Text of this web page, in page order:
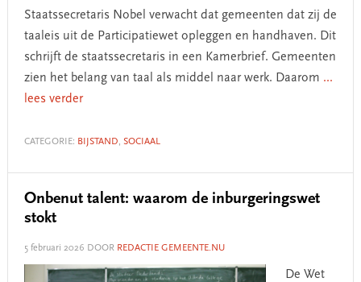
Staatssecretaris Nobel verwacht dat gemeenten dat zij de
taaleis uit de Participatiewet opleggen en handhaven. Dit
schrijft de staatssecretaris in een Kamerbrief. Gemeenten
zien het belang van taal als middel naar werk. Daarom ...
lees verder
CATEGORIE: BIJSTAND, SOCIAAL
Onbenut talent: waarom de inburgeringswet
stokt
5 februari 2026 DOOR REDACTIE GEMEENTE.NU
De Wet